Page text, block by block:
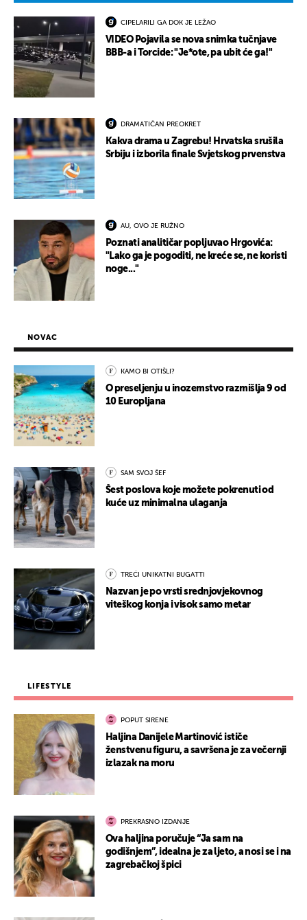
CIPELARILI GA DOK JE LEŽAO
VIDEO Pojavila se nova snimka tučnjave
BBB-a i Torcide: "Je*ote, pa ubit će ga!"
DRAMATIČAN PREOKRET
Kakva drama u Zagrebu! Hrvatska srušila
Srbiju i izborila finale Svjetskog prvenstva
AU, OVO JE RUŽNO
Poznati analitičar popljuvao Hrgovića:
"Lako ga je pogoditi, ne kreće se, ne koristi
noge..."
NOVAC
KAMO BI OTIŠLI?
O preseljenju u inozemstvo razmišlja 9 od
10 Europljana
SAM SVOJ ŠEF
Šest poslova koje možete pokrenuti od
kuće uz minimalna ulaganja
TREĆI UNIKATNI BUGATTI
Nazvan je po vrsti srednjovjekovnog
viteškog konja i visok samo metar
LIFESTYLE
POPUT SIRENE
Haljina Danijele Martinović ističe
ženstvenu figuru, a savršena je za večernji
izlazak na moru
PREKRASNO IZDANJE
Ova haljina poručuje “Ja sam na
godišnjem”, idealna je za ljeto, a nosi se i na
zagrebačkoj špici